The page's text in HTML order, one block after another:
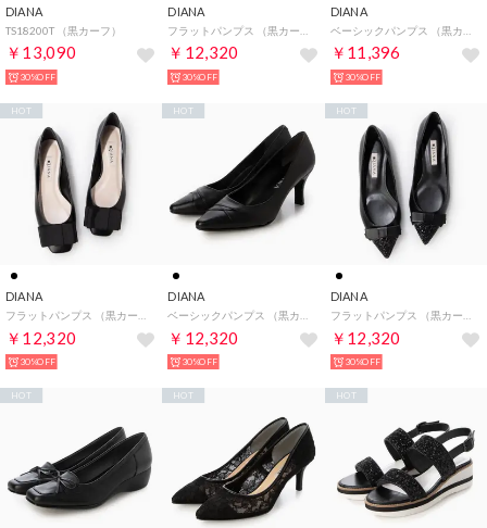
DIANA
TS18200T （黒カーフ）
￥13,090
30%OFF
DIANA
￥12,320
30%OFF
DIANA
￥11,396
30%OFF
DIANA
￥12,320
HOT
30%OFF
DIANA
￥12,320
HOT
30%OFF
DIANA
￥12,320
HOT
30%OFF
HOT HOT HOT